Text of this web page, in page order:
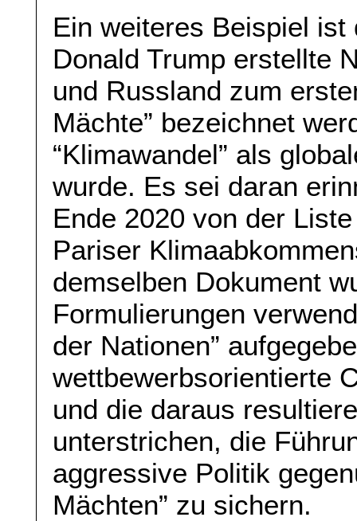
Ein weiteres Beispiel
Donald Trump erstellte
und Russland zum
Mächte” bezeichnet
“Klimawandel” als
wurde. Es sei daran
Ende 2020 von der
Pariser
demselben Dokument
Formulierungen
der Nationen”
wettbewerbsorientierte
und die daraus
unterstrichen, die
aggressive Politik
Mächten” zu sichern.